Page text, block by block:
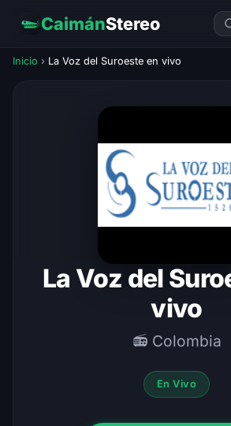
CaimánStereo
Inicio › La Voz del Suroeste en vivo
La Voz del
vivo
📻 Colombia
En Vivo